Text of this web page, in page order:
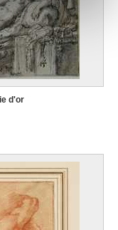
sociaux, de
celles-ci
avez fournies
de leurs
d'or